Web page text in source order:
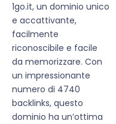
1go.it, un dominio unico
e accattivante,
facilmente
riconoscibile e facile
da memorizzare. Con
un impressionante
numero di 4740
backlinks, questo
dominio ha un’ottima